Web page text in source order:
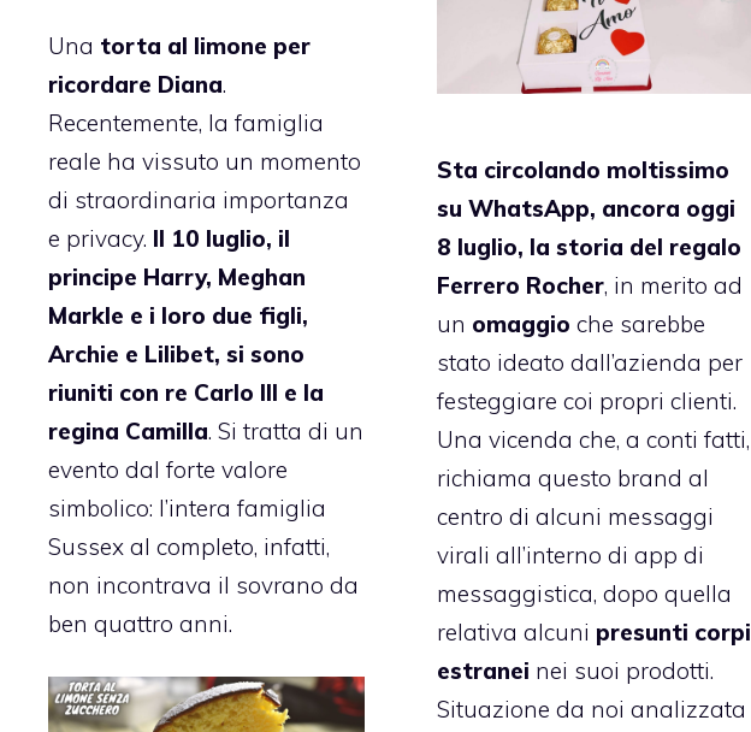
Una torta al limone per
ricordare Diana.
Recentemente, la famiglia
reale ha vissuto un momento
di straordinaria importanza
e privacy. Il 10 luglio, il
principe Harry, Meghan
Markle e i loro due figli,
Archie e Lilibet, si sono
riuniti con re Carlo III e la
regina Camilla. Si tratta di un
evento dal forte valore
simbolico: l’intera famiglia
Sussex al completo, infatti,
non incontrava il sovrano da
ben quattro anni.
Sta circolando moltissimo
su WhatsApp, ancora oggi
8 luglio, la storia del regalo
Ferrero Rocher, in merito ad
un omaggio che sarebbe
stato ideato dall’azienda per
festeggiare coi propri clienti.
Una vicenda che, a conti fatti,
richiama questo brand al
centro di alcuni messaggi
virali all’interno di app di
messaggistica, dopo quella
relativa alcuni presunti corpi
estranei nei suoi prodotti.
Situazione da noi analizzata